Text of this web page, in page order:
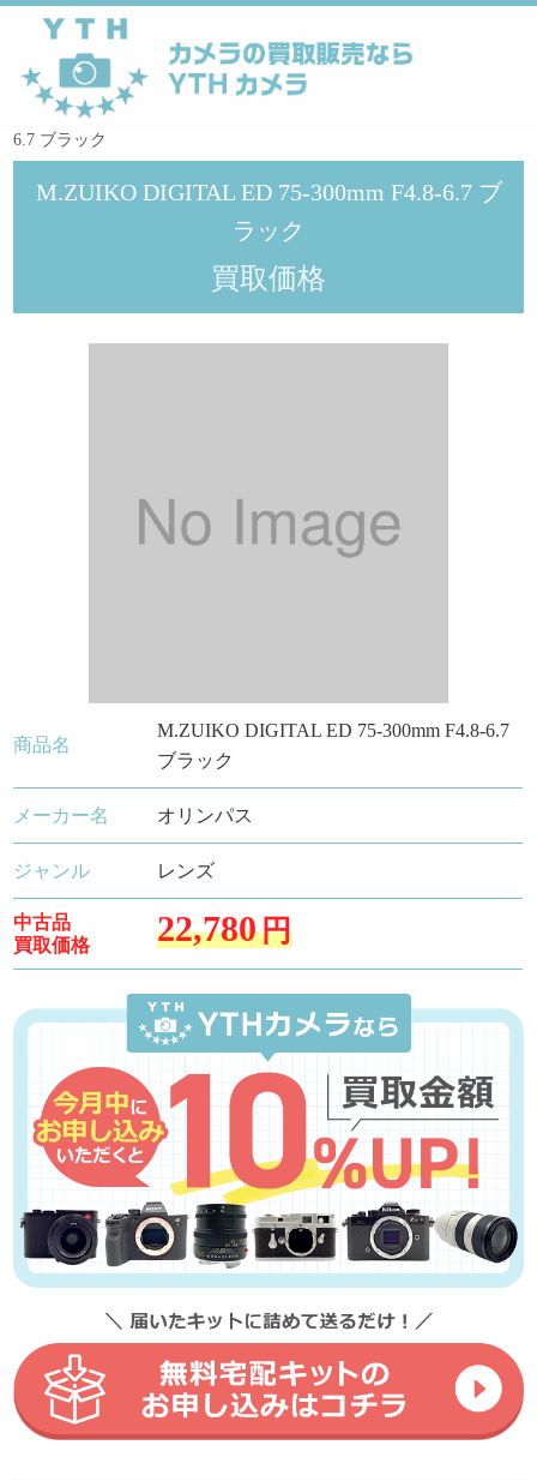
YTHカメラ >
6.7 ブラック
M.ZUIKO DIGITAL ED 75-300mm F4.8-6.7 ブ
ラック
買取価格
商品名
M.ZUIKO DIGITAL ED 75-300mm F4.8-6.7
ブラック
メーカー名 オリンパス
ジャンル レンズ
中古品
買取価格
22,780円